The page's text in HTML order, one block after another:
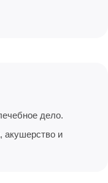
дело.
акушерство и